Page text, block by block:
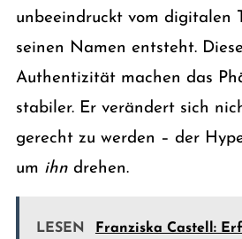
unbeeindruckt vom digitalen
seinen Namen entsteht.
Authentizität machen das
stabiler. Er verändert sich
gerecht zu werden – der
um ihndrehen.
LESEN Franziska Castell: